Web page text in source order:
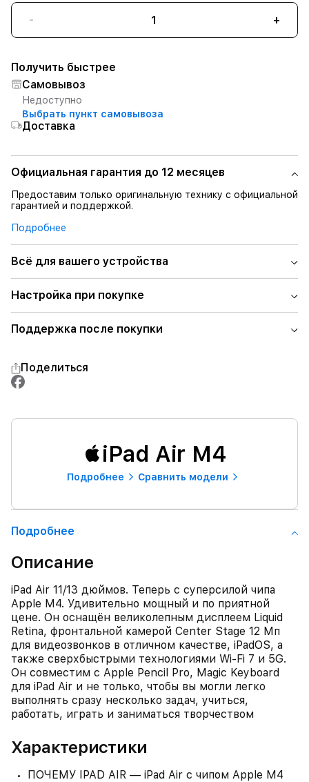
- +
Получить быстрее
Самовывоз
Недоступно
Выбрать пункт самовывоза
Доставка
Официальная гарантия до 12 месяцев
Предоставим только оригинальную технику с официальной
гарантией и поддержкой.
Подробнее
Всё для вашего устройства
Настройка при покупке
Поддержка после покупки
Поделиться
iPad Air M4
Подробнее Сравнить модели
Подробнее
Описание
iPad Air 11/13 дюймов. Теперь с суперсилой чипа
Apple M4. Удивительно мощный и по приятной
цене. Он оснащён великолепным дисплеем Liquid
Retina, фронтальной камерой Center Stage 12 Мп
для видеозвонков в отличном качестве, iPadOS, а
также сверхбыстрыми технологиями Wi‑Fi 7 и 5G.
Он совместим с Apple Pencil Pro, Magic Keyboard
для iPad Air и не только, чтобы вы могли легко
выполнять сразу несколько задач, учиться,
работать, играть и заниматься творчеством
Характеристики
ПОЧЕМУ IPAD AIR — iPad Air с чипом Apple M4